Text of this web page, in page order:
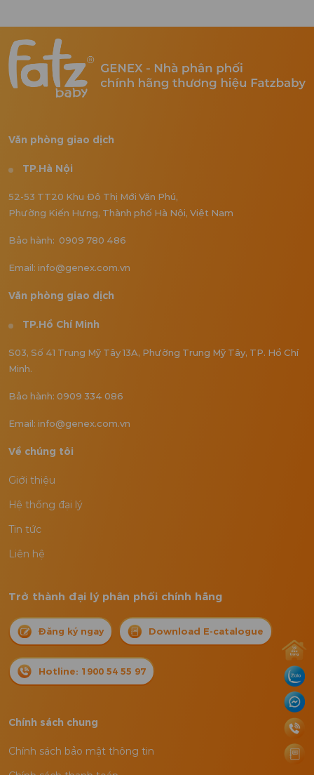
Văn phòng giao dịch
TP.Hà Nội
52-53 TT20 Khu Đô Thị Mới Văn Phú,
Phường Kiến Hưng, Thành phố Hà Nội, Việt Nam
Bảo hành: 0909 780 486
Email: info@genex.com.vn
Văn phòng giao dịch
TP.Hồ Chí Minh
S03, Số 41 Trung Mỹ Tây 13A, Phường Trung Mỹ Tây, TP. Hồ Chí
Minh.
Bảo hành: 0909 334 086
Email: info@genex.com.vn
Về chúng tôi
Giới thiệu
Hệ thống đại lý
Tin tức
Liên hệ
Trở thành đại lý phân phối chính hãng
Đăng ký ngay Download E-catalogue
Hotline: 1900 54 55 97
Chính sách chung
Chính sách bảo mật thông tin